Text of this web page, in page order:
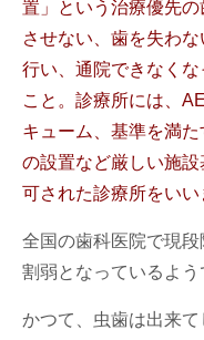
置」という治療優先
させない、歯を失わ
行い、通院できなく
こと。診療所には、
キューム、基準を満
の設置など厳しい施
可された診療所をいい
全国の歯科医院で現
割弱となっているよう
かつて、虫歯は出来